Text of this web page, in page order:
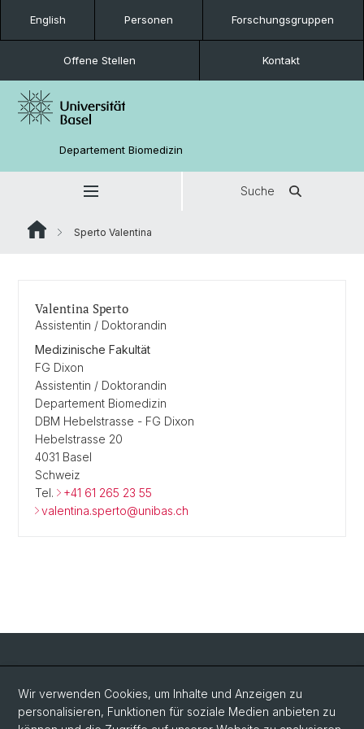
English Personen Forschungsgruppen
Offene Stellen Kontakt
Departement Biomedizin
Suche
Sperto Valentina
Valentina Sperto
Assistentin / Doktorandin
Medizinische Fakultät
FG Dixon
Assistentin / Doktorandin
Departement Biomedizin
DBM Hebelstrasse - FG Dixon
Hebelstrasse 20
4031 Basel
Schweiz
Tel.
+41 61 265 23 55
valentina.sperto@unibas.ch
Social Media
LinkedIn
Wir verwenden Cookies, um Inhalte und Anzeigen zu
personalisieren, Funktionen für soziale Medien anbieten zu